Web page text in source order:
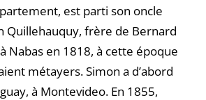
est parti son oncle
Quillehauquy, frère de Bernard
Nabas en 1818, à cette époque
métayers. Simon a d’abord
à Montevideo. En 1855,